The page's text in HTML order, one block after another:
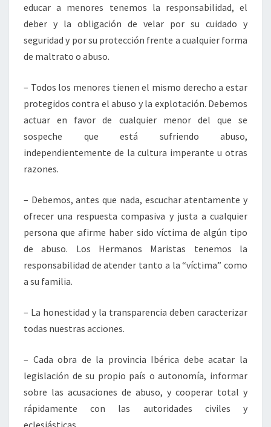
educar a menores tenemos la responsabilidad, el
deber y la obligación de velar por su cuidado y
seguridad y por su protección frente a cualquier forma
de maltrato o abuso.
– Todos los menores tienen el mismo derecho a estar
protegidos contra el abuso y la explotación. Debemos
actuar en favor de cualquier menor del que se
sospeche que está sufriendo abuso,
independientemente de la cultura imperante u otras
razones.
– Debemos, antes que nada, escuchar atentamente y
ofrecer una respuesta compasiva y justa a cualquier
persona que afirme haber sido víctima de algún tipo
de abuso. Los Hermanos Maristas tenemos la
responsabilidad de atender tanto a la “víctima” como
a su familia.
– La honestidad y la transparencia deben caracterizar
todas nuestras acciones.
– Cada obra de la provincia Ibérica debe acatar la
legislación de su propio país o autonomía, informar
sobre las acusaciones de abuso, y cooperar total y
rápidamente con las autoridades civiles y
eclesiásticas.